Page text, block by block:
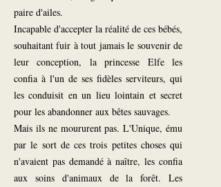
paire d'ailes.
Incapable d'accepter la réalité de ces bébés,
souhaitant fuir à tout jamais le souvenir de
leur conception, la princesse Elfe les
confia à l'un de ses fidèles serviteurs, qui
les conduisit en un lieu lointain et secret
pour les abandonner aux bêtes sauvages.
Mais ils ne moururent pas. L'Unique, ému
par le sort de ces trois petites choses qui
n'avaient pas demandé à naître, les confia
aux soins d'animaux de la forêt. Les